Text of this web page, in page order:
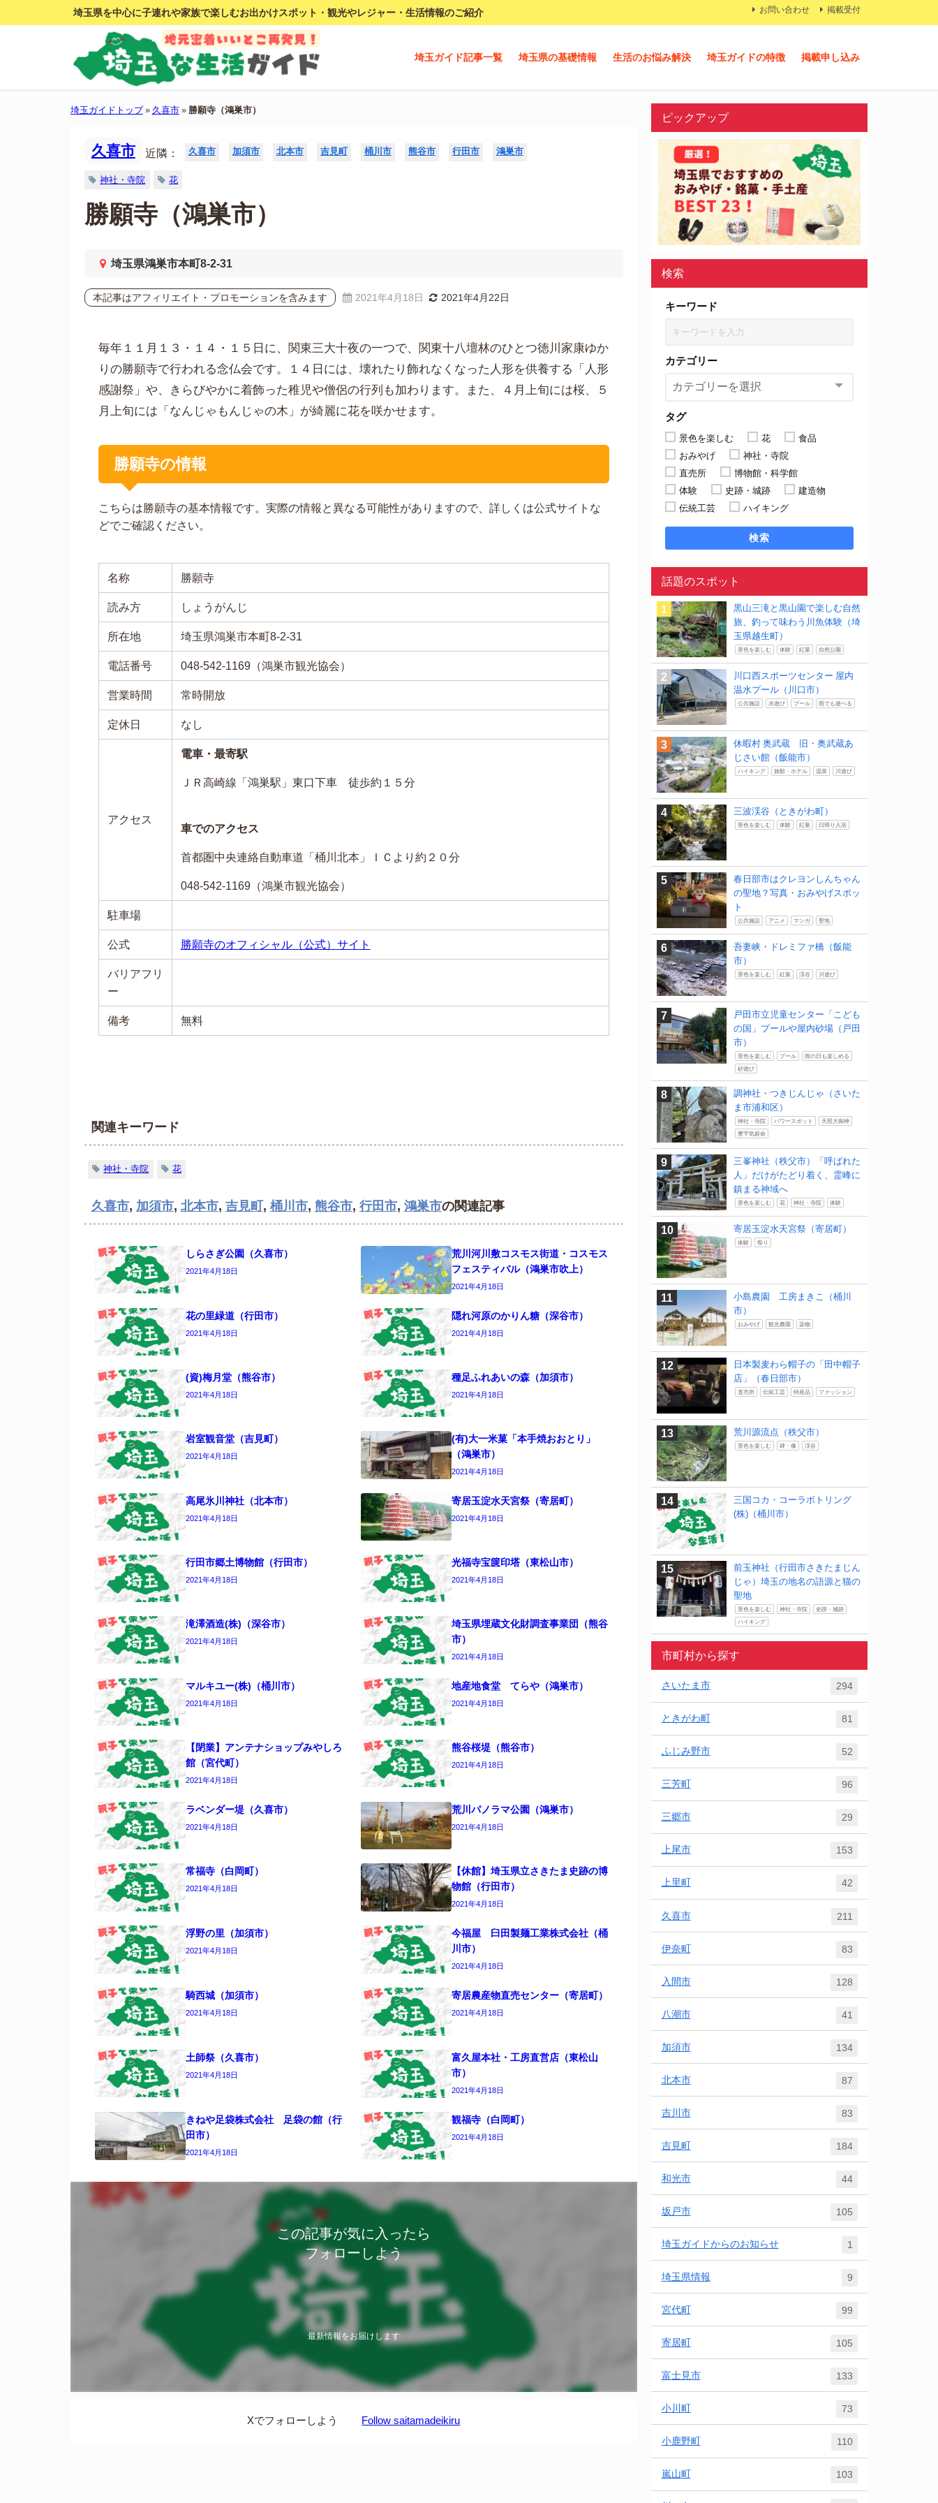
埼玉県を中心に子連れや家族で楽しむお出かけスポット・観光やレジャー・生活情報のご紹介 お問い合わせ 掲載受付
埼玉ガイド記事一覧 埼玉県の基礎情報 生活のお悩み解決 埼玉ガイドの特徴 掲載申し込み
埼玉ガイドトップ» 久喜市» 勝願寺（鴻巣市）
久喜市 近隣： 久喜市 加須市 北本市 吉見町 桶川市 熊谷市 行田市 鴻巣市
神社・寺院 花
勝願寺（鴻巣市）
埼玉県鴻巣市本町8-2-31
本記事はアフィリエイト・プロモーションを含みます 2021年4月18日 2021年4月22日
毎年１１月１３・１４・１５日に、関東三大十夜の一つで、関東十八壇林のひとつ徳川家康ゆか
りの勝願寺で行われる念仏会です。１４日には、壊れたり飾れなくなった人形を供養する「人形
感謝祭」や、きらびやかに着飾った稚児や僧侶の行列も加わります。また、４月上旬には桜、５
月上旬には「なんじゃもんじゃの木」が綺麗に花を咲かせます。
勝願寺の情報
こちらは勝願寺の基本情報です。実際の情報と異なる可能性がありますので、詳しくは公式サイトな
どでご確認ください。
名称 勝願寺
読み方 しょうがんじ
所在地 埼玉県鴻巣市本町8-2-31
電話番号 048-542-1169（鴻巣市観光協会）
営業時間 常時開放
定休日 なし
アクセス
電車・最寄駅
ＪＲ高崎線「鴻巣駅」東口下車 徒歩約１５分
車でのアクセス
首都圏中央連絡自動車道「桶川北本」ＩＣより約２０分
048-542-1169（鴻巣市観光協会）
駐車場
公式 勝願寺のオフィシャル（公式）サイト
バリアフリ
ー
備考 無料
関連キーワード
神社・寺院 花
久喜市, 加須市, 北本市, 吉見町 , 桶川市, 熊谷市, 行田市, 鴻巣市の関連記事
しらさぎ公園（久喜市）
2021年4月18日
荒川河川敷コスモス街道・コスモス
フェスティバル（鴻巣市吹上）
2021年4月18日
花の里緑道（行田市）
2021年4月18日
隠れ河原のかりん糖（深谷市）
2021年4月18日
(資)梅月堂（熊谷市）
2021年4月18日
種足ふれあいの森（加須市）
2021年4月18日
岩室観音堂（吉見町）
2021年4月18日
(有)大一米菓「本手焼おおとり」
（鴻巣市）
2021年4月18日
高尾氷川神社（北本市）
2021年4月18日
寄居玉淀水天宮祭（寄居町）
2021年4月18日
行田市郷土博物館（行田市）
2021年4月18日
光福寺宝篋印塔（東松山市）
2021年4月18日
滝澤酒造(株)（深谷市）
2021年4月18日
埼玉県埋蔵文化財調査事業団（熊谷
市）
2021年4月18日
マルキユー(株)（桶川市）
2021年4月18日
地産地食堂 てらや（鴻巣市）
2021年4月18日
【閉業】アンテナショップみやしろ
館（宮代町）
2021年4月18日
熊谷桜堤（熊谷市）
2021年4月18日
ラベンダー堤（久喜市）
2021年4月18日
荒川パノラマ公園（鴻巣市）
2021年4月18日
常福寺（白岡町）
2021年4月18日
【休館】埼玉県立さきたま史跡の博
物館（行田市）
2021年4月18日
浮野の里（加須市）
2021年4月18日
今福屋 臼田製麺工業株式会社（桶
川市）
2021年4月18日
騎西城（加須市）
2021年4月18日
寄居農産物直売センター（寄居町）
2021年4月18日
土師祭（久喜市）
2021年4月18日
富久屋本社・工房直営店（東松山
市）
2021年4月18日
きねや足袋株式会社 足袋の館（行
田市）
2021年4月18日
観福寺（白岡町）
2021年4月18日
この記事が気に入ったら
フォローしよう
最新情報をお届けします
Xでフォローしよう Follow saitamadeikiru
ピックアップ
検索
キーワード
カテゴリー
タグ
景色を楽しむ 花
食品
おみやげ
神社・寺院
直売所
博物館・科学館
体験
史跡・城跡
建造物
伝統工芸
ハイキング
検索
話題のスポット
黒山三滝と黒山園で楽しむ自然
旅、釣って味わう川魚体験（埼
玉県越生町）
景色を楽しむ 体験 紅葉 自然公園
川口西スポーツセンター 屋内
温水プール（川口市）
公共施設 水遊び プール 雨でも遊べる
休暇村 奥武蔵 旧・奥武蔵あ
じさい館（飯能市）
ハイキング 旅館・ホテル 温泉 川遊び
三波渓谷（ときがわ町）
景色を楽しむ 体験 紅葉 日帰り入浴
春日部市はクレヨンしんちゃん
の聖地？写真・おみやげスポッ
ト
公共施設 アニメ マンガ 聖地
吾妻峡・ドレミファ橋（飯能
市）
景色を楽しむ 紅葉 渓谷 川遊び
戸田市立児童センター「こども
の国」プールや屋内砂場（戸田
市）
景色を楽しむ プール 雨の日も楽しめる
砂遊び
調神社・つきじんじゃ（さいた
ま市浦和区）
神社・寺院 パワースポット 天照大御神
豊宇気姫命
三峯神社（秩父市）「呼ばれた
人」だけがたどり着く、霊峰に
鎮まる神域へ
景色を楽しむ 花 神社・寺院 体験
寄居玉淀水天宮祭（寄居町）
体験 祭り
小島農園 工房まきこ（桶川
市）
おみやげ 観光農園 染物
日本製麦わら帽子の「田中帽子
店」（春日部市）
直売所 伝統工芸 特産品 ファッション
荒川源流点（秩父市）
景色を楽しむ 碑・像 渓谷
三国コカ・コーラボトリング
(株)（桶川市）
前玉神社（行田市さきたまじん
じゃ）埼玉の地名の語源と猫の
聖地
景色を楽しむ 神社・寺院 史跡・城跡
ハイキング
市町村から探す
さいたま市 294
ときがわ町 81
ふじみ野市 52
三芳町 96
三郷市 29
上尾市 153
上里町 42
久喜市 211
伊奈町 83
入間市 128
八潮市 41
加須市 134
北本市 87
吉川市 83
吉見町 184
和光市 44
坂戸市 105
埼玉ガイドからのお知らせ 1
埼玉県情報 9
宮代町 99
寄居町 105
富士見市 133
小川町 73
小鹿野町 110
嵐山町 103